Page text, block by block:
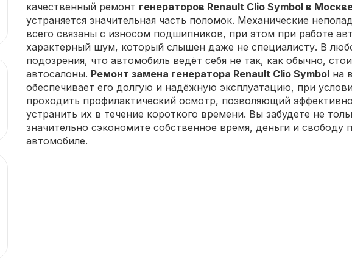
качественный ремонт генераторов Renault Clio Symbol в
устраняется значительная часть поломок. Механические
всего связаны с износом подшипников, при этом при работе
характерный шум, который слышен даже не специалисту. В
подозрения, что автомобиль ведёт себя не так, как обычно,
автосалоны. Ремонт замена генератора Renault Clio Symbolна
обеспечивает его долгую и надёжную эксплуатацию, при
проходить профилактический осмотр, позволяющий
устранить их в течение короткого времени. Вы забудете не
значительно сэкономите собственное время, деньги и
автомобиле.